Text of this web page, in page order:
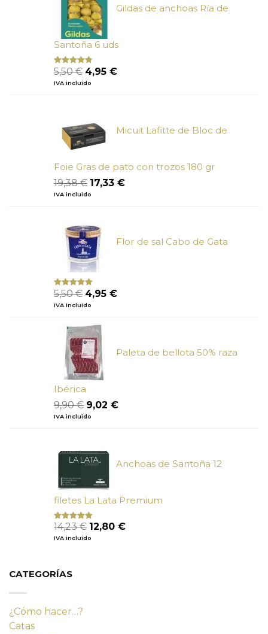
Gildas de anchoas Ría de
Santoña 6 uds
Valorado
con
de 5
5,50€ El
precio
4,95 €El
IVA incluido
Micuit Lafitte de Bloc de
Foie Gras de pato con trozos 180 gr
19,38€ El
precio
19,38 €.
17,33 €El
IVA incluido
Flor de sal Cabo de Gata
Valorado
con
de
5
5,50€ El
precio
era:
5,50 €.
4,95 €El
IVA incluido
Paleta de bellota 50% raza
Ibérica
9,90€ El
precio
9,02 €El
IVA incluido
Anchoas de Santoña 12
filetes La Lata Premium
Valorado
con
de 5
14,23€ El
precio
12,80 €El
IVA incluido
CATEGORÍAS
¿Cómo hacer…?
Catas